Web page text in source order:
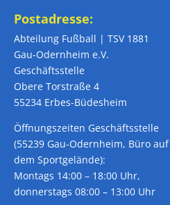
Postadresse:
Abteilung Fußball | TSV 1881
Gau-Odernheim e.V.
Geschäftsstelle
Obere Torstraße 4
55234 Erbes-Büdesheim
Öffnungszeiten Geschäftsstelle
(55239 Gau-Odernheim, Büro auf
dem Sportgelände):
Montags 14:00 – 18:00 Uhr,
donnerstags 08:00 – 13:00 Uhr